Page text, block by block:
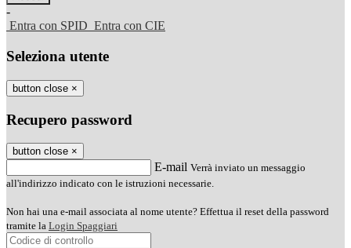
-
Entra con SPID Entra con CIE
Seleziona utente
button close ×
Recupero password
button close ×
E-mail Verrà inviato un messaggio
all'indirizzo indicato con le istruzioni necessarie.
Non hai una e-mail associata al nome utente? Effettua il reset della password
tramite la Login Spaggiari